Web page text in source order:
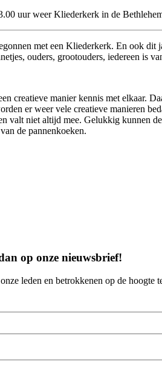
uur weer Kliederkerk in de
met een Kliederkerk. En ook
ouders, grootouders, iedereen is
creatieve manier kennis met elkaar.
er weer vele creatieve manieren
valt niet altijd mee. Gelukkig kunnen
de pannenkoeken.
op onze nieuwsbrief!
leden en betrokkenen op de hoogte